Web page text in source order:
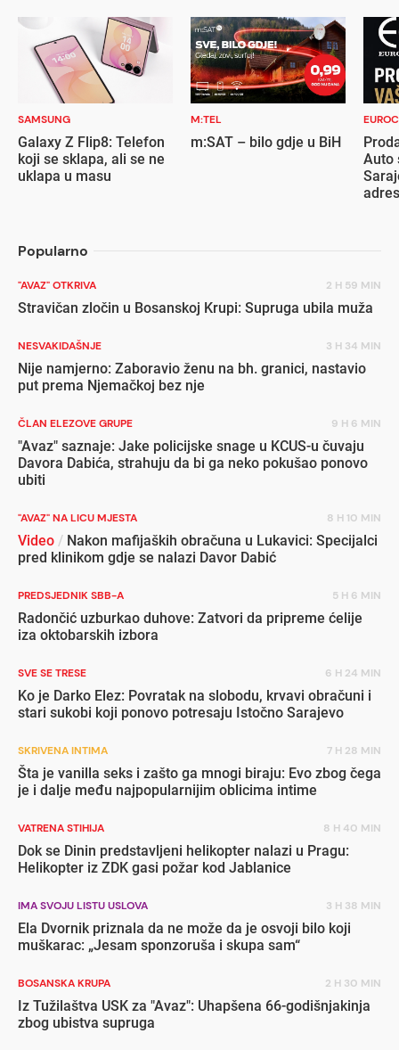
SAMSUNG
Galaxy Z Flip8: Telefon
koji se sklapa, ali se ne
uklapa u masu
M:TEL
m:SAT – bilo gdje u BiH
Auto
Popularno
"AVAZ" OTKRIVA 2 H 59 MIN
Stravičan zločin u Bosanskoj Krupi: Supruga ubila muža
NESVAKIDAŠNJE 3 H 34 MIN
Nije namjerno: Zaboravio ženu na bh. granici, nastavio
put prema Njemačkoj bez nje
ČLAN ELEZOVE GRUPE 9 H 6 MIN
"Avaz" saznaje: Jake policijske snage u KCUS-u čuvaju
Davora Dabića, strahuju da bi ga neko pokušao ponovo
ubiti
"AVAZ" NA LICU MJESTA 8 H 10 MIN
Video / Nakon mafijaških obračuna u Lukavici: Specijalci
pred klinikom gdje se nalazi Davor Dabić
PREDSJEDNIK SBB-A 5 H 6 MIN
Radončić uzburkao duhove: Zatvori da pripreme ćelije
iza oktobarskih izbora
SVE SE TRESE 6 H 24 MIN
Ko je Darko Elez: Povratak na slobodu, krvavi obračuni i
stari sukobi koji ponovo potresaju Istočno Sarajevo
SKRIVENA INTIMA 7 H 28 MIN
Šta je vanilla seks i zašto ga mnogi biraju: Evo zbog čega
je i dalje među najpopularnijim oblicima intime
VATRENA STIHIJA 8 H 40 MIN
Dok se Dinin predstavljeni helikopter nalazi u Pragu:
Helikopter iz ZDK gasi požar kod Jablanice
IMA SVOJU LISTU USLOVA 3 H 38 MIN
Ela Dvornik priznala da ne može da je osvoji bilo koji
muškarac: „Jesam sponzoruša i skupa sam“
BOSANSKA KRUPA 2 H 30 MIN
Iz Tužilaštva USK za "Avaz": Uhapšena 66-godišnjakinja
zbog ubistva supruga